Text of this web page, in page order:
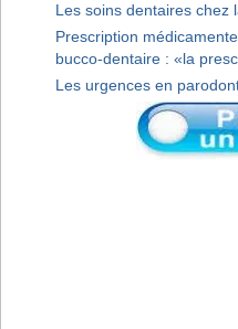
Les soins dentaires chez
Prescription
bucco-dentaire : «la
Les urgences en